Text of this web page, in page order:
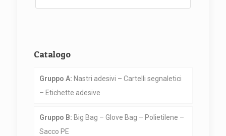
Catalogo
Gruppo A: Nastri adesivi – Cartelli segnaletici
– Etichette adesive
Gruppo B: Big Bag – Glove Bag – Polietilene –
Sacco PE